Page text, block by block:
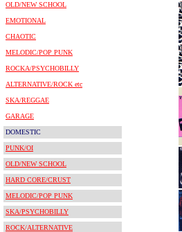
OLD/NEW SCHOOL
EMOTIONAL
CHAOTIC
MELODIC/POP PUNK
ROCKA/PSYCHOBILLY
ALTERNATIVE/ROCK etc
SKA/REGGAE
GARAGE
DOMESTIC
PUNK/OI
OLD/NEW SCHOOL
HARD CORE/CRUST
MELODIC/POP PUNK
SKA/PSYCHOBILLY
ROCK/ALTERNATIVE